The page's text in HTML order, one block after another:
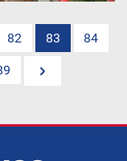
82 83 84